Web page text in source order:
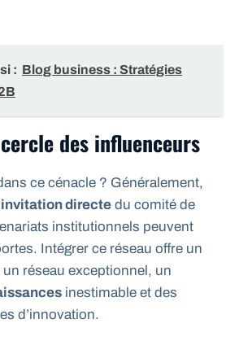
: Blog business : Stratégies
des influenceurs
ce cénacle ? Généralement,
invitation directe du comité de
institutionnels peuvent
Intégrer ce réseau offre un
réseau exceptionnel, un
inestimable et des
d’innovation.